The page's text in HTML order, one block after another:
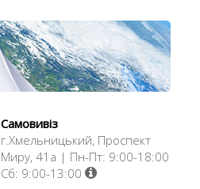
Самовивіз
г.Хмельницький, Проспект
Миру, 41а | Пн-Пт: 9:00-18:00
Сб: 9:00-13:00